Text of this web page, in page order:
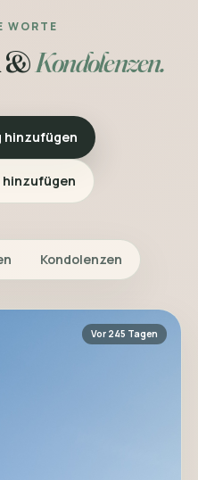
WORTE
&Kondolenzen.
hinzufügen
hinzufügen
Kondolenzen
Vor 245 Tagen